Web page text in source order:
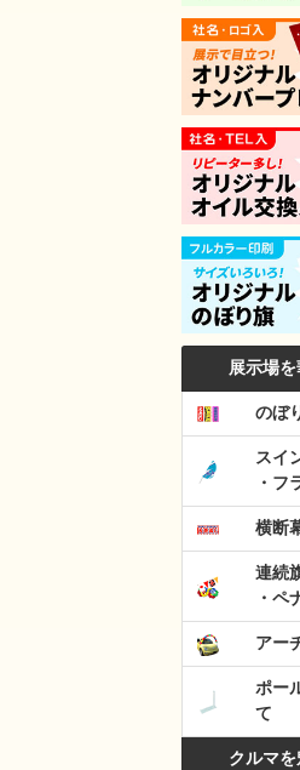
展示場
のぼ
スイ
・フ
横断
連続
・ペ
アー
ポー
て
クルマ